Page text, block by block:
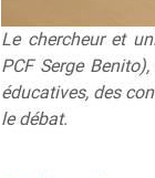
Le chercheur et
PCF Serge
éducatives, des
le débat.